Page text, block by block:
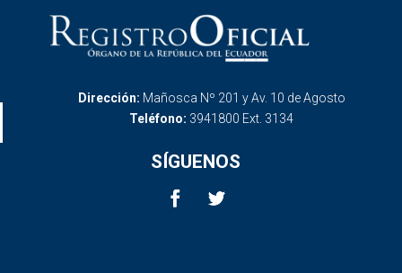
Dirección: Mañosca Nº 201 y Av. 10 de Agosto
Teléfono: 3941800 Ext. 3134
SÍGUENOS